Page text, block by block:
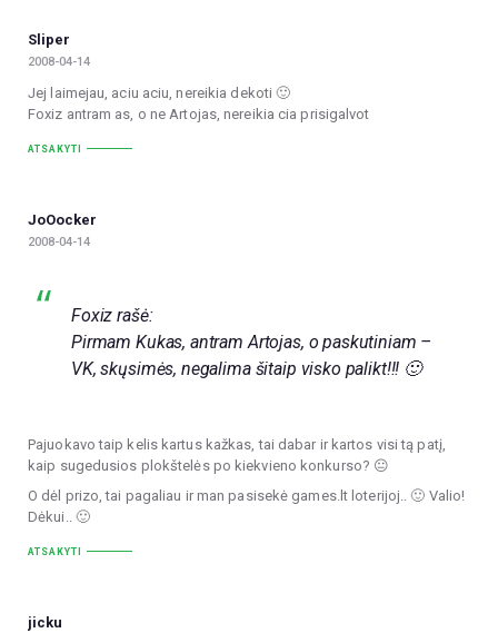
Sliper
2008-04-14
Jej laimejau, aciu aciu, nereikia dekoti 🙂
Foxiz antram as, o ne Artojas, nereikia cia prisigalvot
ATSAKYTI
JoOocker
2008-04-14
Foxiz rašė:
Pirmam Kukas, antram Artojas, o paskutiniam –
VK, skųsimės, negalima šitaip visko palikt!!! 🙂
Pajuokavo taip kelis kartus kažkas, tai dabar ir kartos visi tą patį,
kaip sugedusios plokštelės po kiekvieno konkurso? 😐
O dėl prizo, tai pagaliau ir man pasisekė games.lt loterijoj.. 🙂 Valio!
Dėkui.. 🙂
ATSAKYTI
jicku